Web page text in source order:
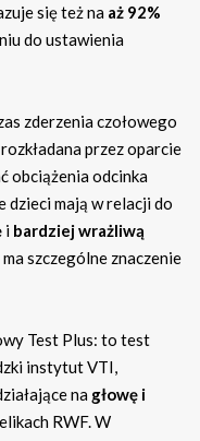
się też na aż 92%
do ustawienia
zderzenia czołowego
przez oparcie
obciążenia odcinka
dzieci mają w relacji do
i bardziej wrażliwą
szczególne znaczenie
Test Plus: to test
instytut VTI,
na głowę i
RWF. W